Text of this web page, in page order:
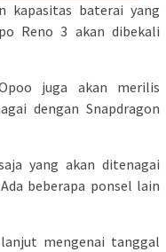
kapasitas baterai yang
Reno 3 akan dibekali
juga akan merilis
dengan Snapdragon
yang akan ditenagai
beberapa ponsel lain
mengenai tanggal